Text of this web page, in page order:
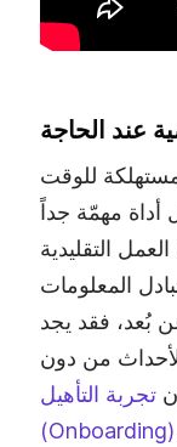
عند الحاجة
للوقت
أداة مهمّة جداً
التقليدية
المعلومات
بُعد، فقد يجد
من دون
تجربة التأهيل
(Onboarding)